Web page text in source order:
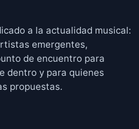
a la actualidad musical:
emergentes,
de encuentro para
dentro y para quienes
propuestas.